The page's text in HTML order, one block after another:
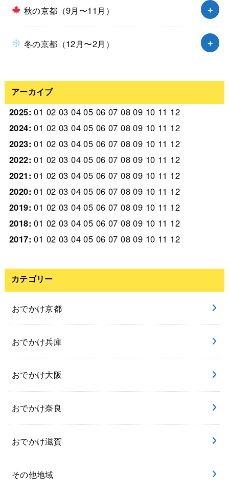
秋の京都（9月〜11月）
冬の京都（12月〜2月）
アーカイブ
2025:01 02 03 04 05 06 07 08 09 10 11 12
2024:01 02 03 04 05 06 07 08 09 10 11 12
2023:01 02 03 04 05 06 07 08 09 10 11 12
2022:01 02 03 04 05 06 07 08 09 10 11 12
2021:01 02 03 04 05 06 07 08 09 10 11 12
2020:01 02 03 04 05 06 07 08 09 10 11 12
2019:01 02 03 04 05 06 07 08 09 10 11 12
2018:01 02 03 04 05 06 07 08 09 10 11 12
2017:01 02 03 04 05 06 07 08 09 10 11 12
カテゴリー
おでかけ京都
おでかけ兵庫
おでかけ大阪
おでかけ奈良
おでかけ滋賀
その他地域